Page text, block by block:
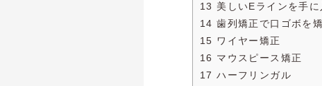
13 美しいEラインを手に
14 歯列矯正で口ゴボを
15 ワイヤー矯正
16 マウスピース矯正
17 ハーフリンガル